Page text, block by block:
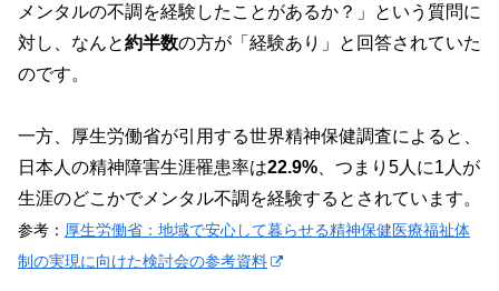
メンタルの不調を経験したことがあるか？」という質問に
対し、なんと約半数の方が「経験あり」と回答されていた
のです。
一方、厚生労働省が引用する世界精神保健調査によると、
日本人の精神障害生涯罹患率は22.9% 、つまり5人に1人が
生涯のどこかでメンタル不調を経験するとされています。
参考： 厚生労働省：地域で安心して暮らせる精神保健医療福祉体
制の実現に向けた検討会の参考資料